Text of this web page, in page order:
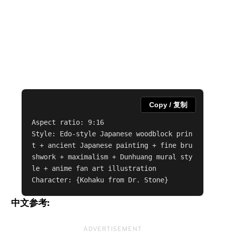
Aspect ratio: 9:16
Style: Edo-style Japanese woodblock prin
t + ancient Japanese painting + fine bru
shwork + maximalism + Dunhuang mural sty
le + anime fan art illustration
Character: {Kohaku from Dr. Stone}
Copy / 复制
中文参考:
ADVERTISEMENT